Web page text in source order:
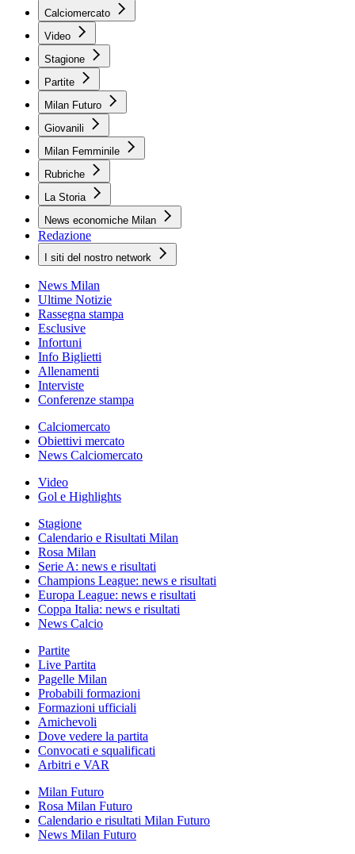
Calciomercato
Video
Stagione
Partite
Milan Futuro
Giovanili
Milan Femminile
Rubriche
La Storia
News economiche Milan
Redazione
I siti del nostro network
News Milan
Ultime Notizie
Rassegna stampa
Esclusive
Infortuni
Info Biglietti
Allenamenti
Interviste
Conferenze stampa
Calciomercato
Obiettivi mercato
News Calciomercato
Video
Gol e Highlights
Stagione
Calendario e Risultati Milan
Rosa Milan
Serie A: news e risultati
Champions League: news e risultati
Europa League: news e risultati
Coppa Italia: news e risultati
News Calcio
Partite
Live Partita
Pagelle Milan
Probabili formazioni
Formazioni ufficiali
Amichevoli
Dove vedere la partita
Convocati e squalificati
Arbitri e VAR
Milan Futuro
Rosa Milan Futuro
Calendario e risultati Milan Futuro
News Milan Futuro